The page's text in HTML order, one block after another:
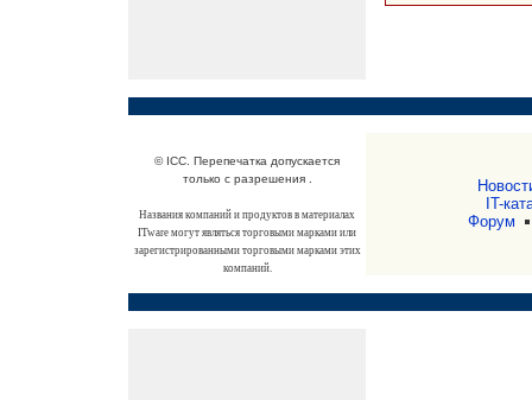
© ICC. Перепечатка допускается
только с разрешения .
Названия компаний и продуктов в материалах
ITware могут являться торговыми марками или
зарегистрированными торговыми марками этих
компаний.
IT-
Форум